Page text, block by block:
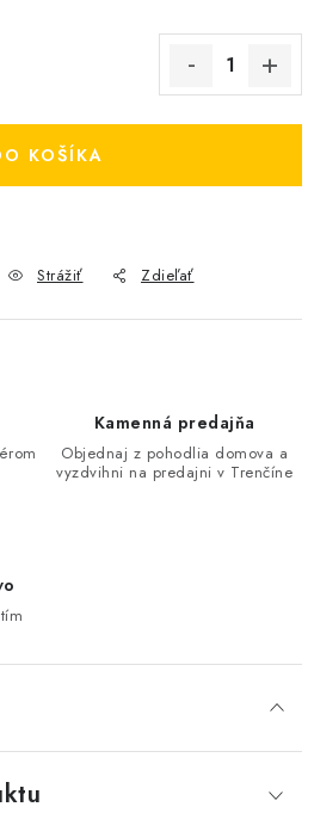
KOŠÍKA
Strážiť Zdieľať
Kamenná predajňa
Objednaj z pohodlia domova a
vyzdvihni na predajni v Trenčíne